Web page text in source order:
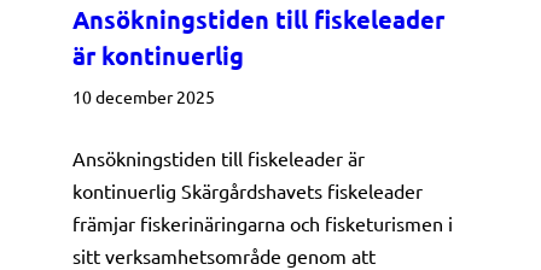
Ansökningstiden till fiskeleader
är kontinuerlig
10 december 2025
Ansökningstiden till fiskeleader är
kontinuerlig Skärgårdshavets fiskeleader
främjar fiskerinäringarna och fisketurismen i
sitt verksamhetsområde genom att